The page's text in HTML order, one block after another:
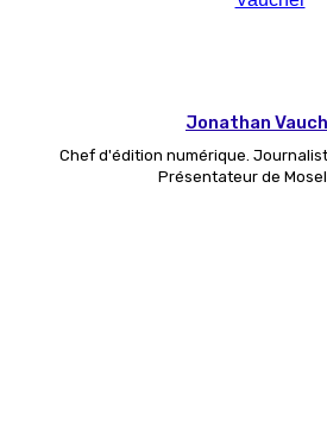
Jonathan
Chef d'édition numérique.
Présentateur de